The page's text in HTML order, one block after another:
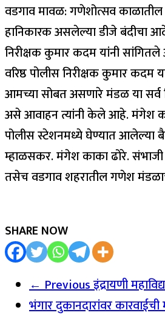
वडगाव मावळ: गणेशोत्सव
हानिकारक असलेल्या डीजे बंदीचा
निरीक्षक कुमार कदम यांनी
वरिष्ठ पोलीस निरीक्षक कुमार
आमच्या सोबत असणारे मंडळ या सर्व
असे आवाहन त्यांनी केले आहे. मंगेश
पोलीस स्टेशनमध्ये घेण्यात आलेल्या
म्हाळसकर. मंगेश काका ढोरे.
तसेच वडगाव शहरातील गणेश
SHARE NOW
← Previousइंद्रायणी
भंगार दुकानदारांवर